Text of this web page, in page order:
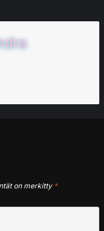
on merkitty *